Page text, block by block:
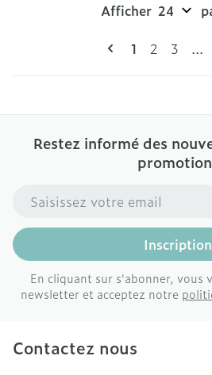
Pages
Vous lisez
1 Page
2 Page
3 ...
Afficher
Restez informé des
Adresse mail
Inscription
En cliquant sur s'abonner, vous
newsletter et acceptez notre
Contactez nous